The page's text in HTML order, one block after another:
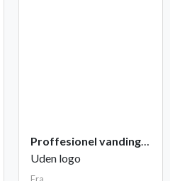
Proffesionel vandingspose 100 liter
Uden logo